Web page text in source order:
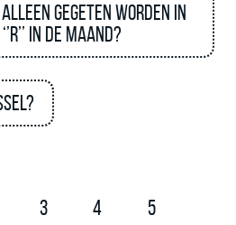
gegeten worden in
in de maand?
3 4 5